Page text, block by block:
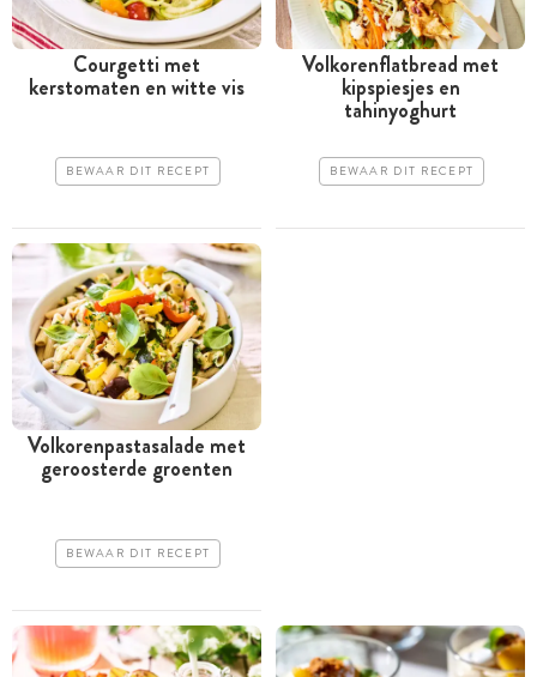
Courgetti met
kerstomaten en witte vis
BEWAAR DIT RECEPT
Volkorenflatbread met
kipspiesjes en
tahinyoghurt
BEWAAR DIT RECEPT
Volkorenpastasalade met
geroosterde groenten
BEWAAR DIT RECEPT